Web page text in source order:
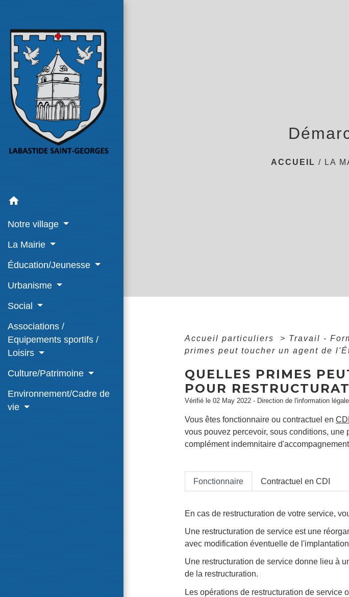
home
Notre village
La Mairie
Éducation/Jeunesse
Urbanisme
Social
Associations /
Equipements sportifs /
Loisirs
Culture/Patrimoine
Environnement/Cadre de
vie
ACCUEIL / LA
Accueil particuliers > Travail -
primes peut toucher un agent de
QUELLES PRIMES
POUR
Vérifié le 02 May 2022 - Direction de l'information
Vous êtes fonctionnaire ou contractuel en CDI
vous pouvez percevoir, sous conditions,
complément indemnitaire
Fonctionnaire Contractuel en CDI
En cas de restructuration de votre service,
Une restructuration de service est une
avec modification éventuelle de
Une restructuration de service donne lieu à
de la restructuration.
Les opérations de restructuration de service